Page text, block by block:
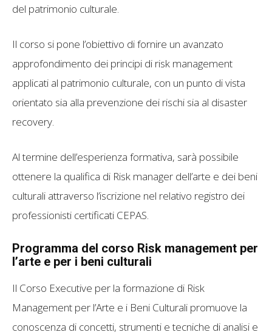
del patrimonio culturale.
Il corso si pone l’obiettivo di fornire un avanzato
approfondimento dei principi di risk management
applicati al patrimonio culturale, con un punto di vista
orientato sia alla prevenzione dei rischi sia al disaster
recovery.
Al termine dell’esperienza formativa, sarà possibile
ottenere la qualifica di Risk manager dell’arte e dei beni
culturali attraverso l’iscrizione nel relativo registro dei
professionisti certificati CEPAS.
Programma del corso Risk management per
l’arte e per i beni culturali
Il Corso Executive per la formazione di Risk
Management per l’Arte e i Beni Culturali promuove la
conoscenza di concetti, strumenti e tecniche di analisi e